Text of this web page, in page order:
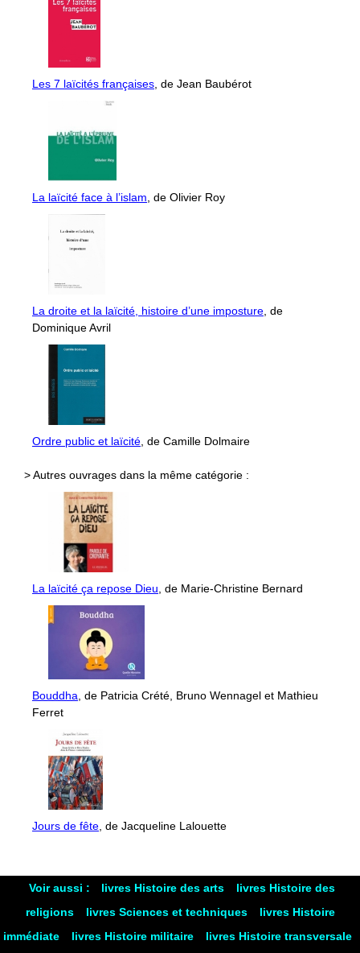
Les 7 laïcités françaises , de Jean Baubérot
La laïcité face à l’islam , de Olivier Roy
La droite et la laïcité, histoire d’une imposture , de
Dominique Avril
Ordre public et laïcité , de Camille Dolmaire
> Autres ouvrages dans la même catégorie :
La laïcité ça repose Dieu , de Marie-Christine Bernard
Bouddha , de Patricia Crété, Bruno Wennagel et Mathieu
Ferret
Jours de fête , de Jacqueline Lalouette
Voir aussi : livres Histoire des arts
livres Histoire des
religions
livres Sciences et techniques
livres Histoire
immédiate
livres Histoire militaire livres Histoire transversale